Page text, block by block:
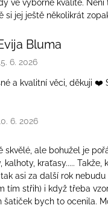
ve výborné kvalitě. Není
si jej ještě několikrát
Bluma
obchodu je 5 z 5
6. 2026
a kvalitní věci, děkuji ❤️
obchodu je 4 z 5
6. 2026
skvělé, ale bohužel je
kalhoty, kraťasy..... Takže,
asi za další rok
tím střih) i když třeba
šatiček bych to ocenila.